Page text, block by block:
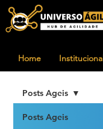
Home Institucional
Posts Ageis
Posts Ageis